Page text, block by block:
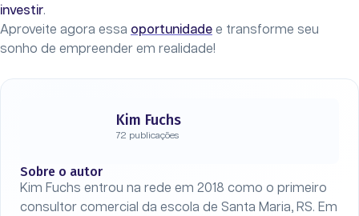
investir.
Aproveite agora essa oportunidade e transforme seu
sonho de empreender em realidade!
Kim Fuchs
72 publicações
Sobre o autor
Kim Fuchs entrou na rede em 2018 como o primeiro
consultor comercial da escola de Santa Maria, RS. Em